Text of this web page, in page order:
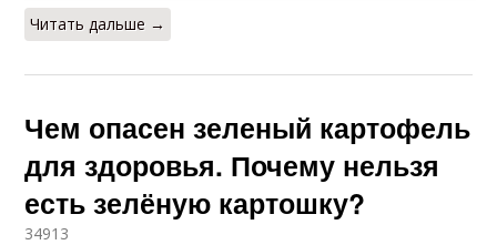
Читать дальше →
Чем опасен зеленый картофель
для здоровья. Почему нельзя
есть зелёную картошку?
34913